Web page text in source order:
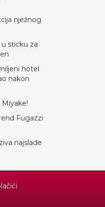
nježnog
sticku za
hotel
nakon
Fugazzi
najslađe